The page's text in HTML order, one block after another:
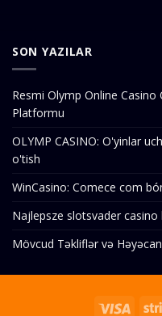
SON YAZILAR
Resmi Olymp Online
Platformu
OLYMP CASINO: O'yinlar
o'tish
WinCasino: Comece com
Najlepsze slotsvader
Mövcud Təkliflər və